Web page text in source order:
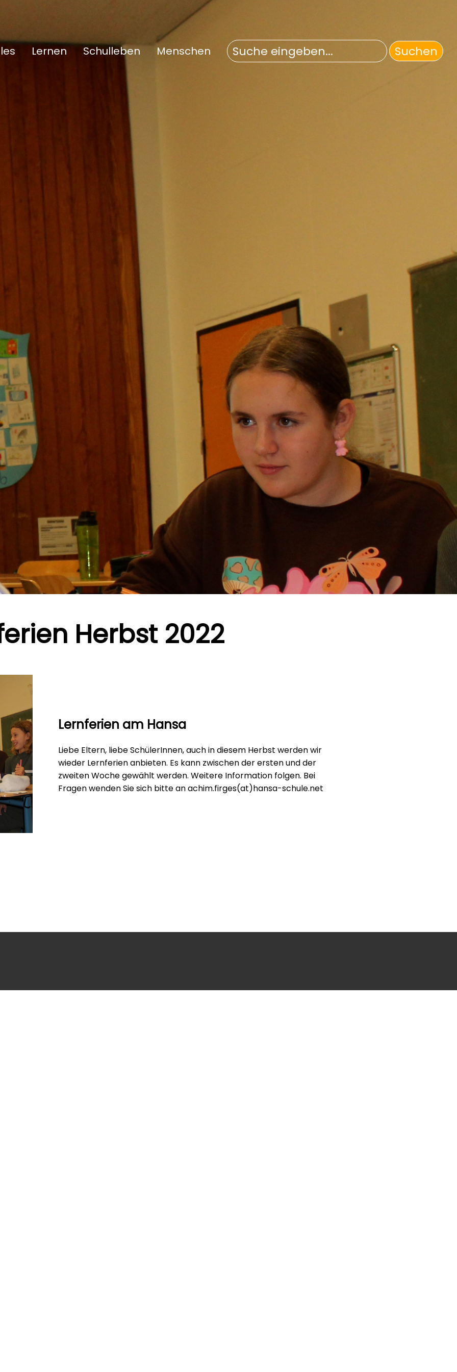
Lernen Schulleben Menschen
Herbst 2022
Lernferien am Hansa
Liebe Eltern, liebe SchülerInnen, auch in diesem Herbst werden wir
wieder Lernferien anbieten. Es kann zwischen der ersten und der
zweiten Woche gewählt werden. Weitere Information folgen. Bei
Fragen wenden Sie sich bitte an achim.firges(at)hansa-schule.net